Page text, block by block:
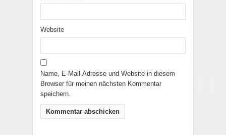
Website
Name, E-Mail-Adresse und Website in diesem
Browser für meinen nächsten Kommentar
speichern.